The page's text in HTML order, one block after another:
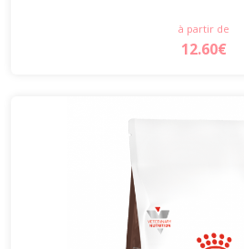
à partir de
12.60€